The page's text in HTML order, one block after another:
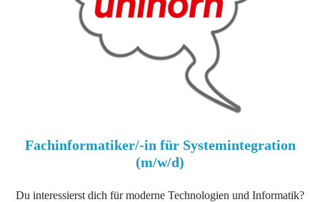
Fachinformatiker/-in für Systemintegration
(m/w/d)
Du interessierst dich für moderne Technologien und Informatik?